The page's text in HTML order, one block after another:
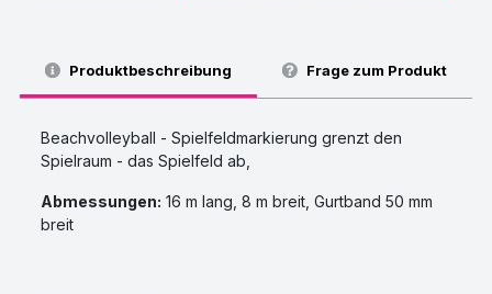
Produktbeschreibung Frage zum Produkt
Beachvolleyball - Spielfeldmarkierung grenzt den
Spielraum - das Spielfeld ab,
Abmessungen: 16 m lang, 8 m breit, Gurtband 50 mm
breit